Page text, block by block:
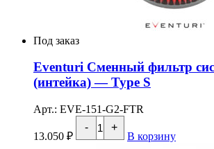
Под заказ
Eventuri Сменный фильтр
(интейка) — Type S
Арт.: EVE-151-G2-FTR
13.050 ₽
-
Количество
товара
Eventuri
+
В корзину